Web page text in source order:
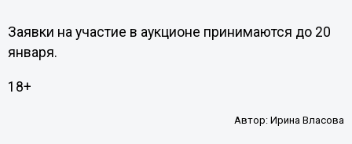
Заявки на участие в аукционе принимаются до 20
января.
18+
Автор:Ирина Власова